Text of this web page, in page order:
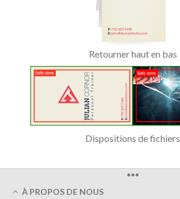
Retourner haut en bas
Dispositions de fichiers
•••
À PROPOS DE NOUS